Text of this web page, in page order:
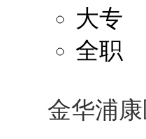
大专
全职
金华浦